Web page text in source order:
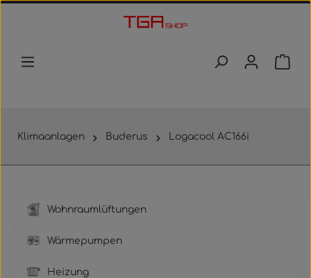
Zum Hauptinhalt springen
Klimaanlagen Buderus Logacool AC166i
Wohnraumlüftungen
Wärmepumpen
Heizung